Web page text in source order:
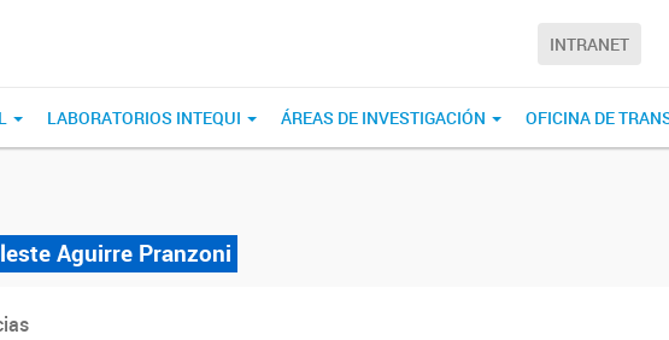
INTRANET
LABORATORIOS INTEQUI ÁREAS DE INVESTIGACIÓN OFICINA DE
Aguirre Pranzoni